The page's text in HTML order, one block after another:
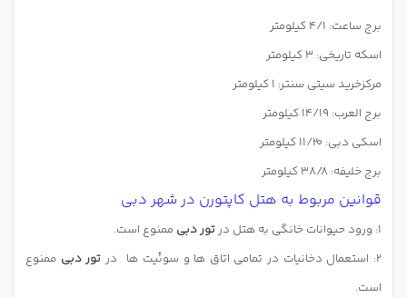
برج ساعت: 4/1 کیلومتر
اسکه تاریخی: 3 کیلومتر
مرکزخرید سیتی سنتر: 1 کیلومتر
برج العرب: 14/19 کیلومتر
اسکی دبی: 11/20 کیلومتر
برج خلیفه: 38/8 کیلومتر
قوانین مربوط به هتل کاپتورن در شهر دبی
1: ورود حیوانات خانگی به هتل در تور دبی ممنوع است.
2: استعمال دخانیات در تمامی اتاق ها و سوئیت ها
در تور دبی ممنوع
است.